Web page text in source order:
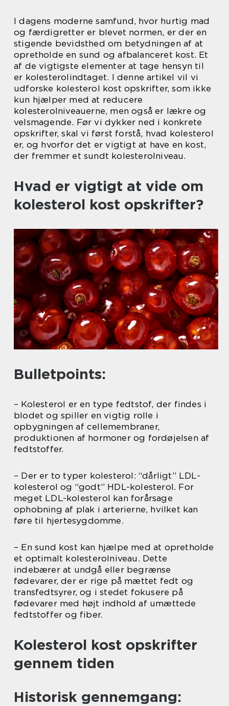
I dagens moderne samfund, hvor hurtig mad
og færdigretter er blevet normen, er der en
stigende bevidsthed om betydningen af at
opretholde en sund og afbalanceret kost. Et
af de vigtigste elementer at tage hensyn til
er kolesterolindtaget. I denne artikel vil vi
udforske kolesterol kost opskrifter, som ikke
kun hjælper med at reducere
kolesterolniveauerne, men også er lækre og
velsmagende. Før vi dykker ned i konkrete
opskrifter, skal vi først forstå, hvad kolesterol
er, og hvorfor det er vigtigt at have en kost,
der fremmer et sundt kolesterolniveau.
Hvad er vigtigt at vide om
kolesterol kost opskrifter?
Bulletpoints:
– Kolesterol er en type fedtstof, der findes i
blodet og spiller en vigtig rolle i
opbygningen af cellemembraner,
produktionen af hormoner og fordøjelsen af
fedtstoffer.
– Der er to typer kolesterol: “dårligt” LDL-
kolesterol og “godt” HDL-kolesterol. For
meget LDL-kolesterol kan forårsage
ophobning af plak i arterierne, hvilket kan
føre til hjertesygdomme.
– En sund kost kan hjælpe med at opretholde
et optimalt kolesterolniveau. Dette
indebærer at undgå eller begrænse
fødevarer, der er rige på mættet fedt og
transfedtsyrer, og i stedet fokusere på
fødevarer med højt indhold af umættede
fedtstoffer og fiber.
Kolesterol kost opskrifter
gennem tiden
Historisk gennemgang: